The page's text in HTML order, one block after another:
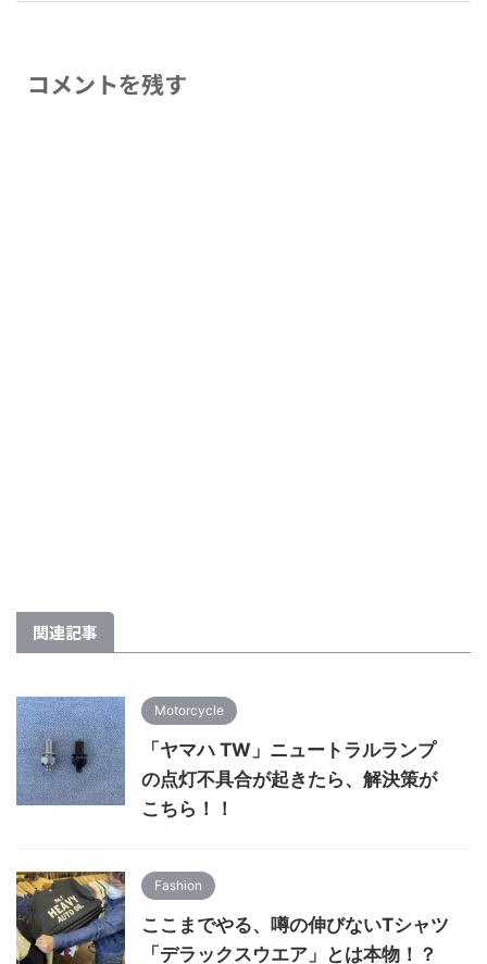
コメントを残す
関連記事
Motorcycle
「ヤマハ TW」ニュートラルランプ
の点灯不具合が起きたら、解決策が
こちら！！
Fashion
ここまでやる、噂の伸びないTシャツ
「デラックスウエア」とは本物！？